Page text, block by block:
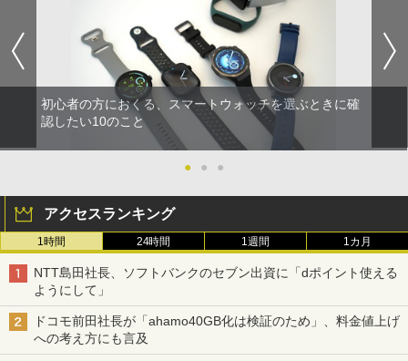
初心者の方におくる、スマートウォッチを選ぶときに確
認したい10のこと
● ● ●
アクセスランキング
1時間 24時間 1週間 1カ月
NTT島田社長、ソフトバンクのセブン出資に「dポイント使える
ようにして」
ドコモ前田社長が「ahamo40GB化は検証のため」、料金値上げ
への考え方にも言及